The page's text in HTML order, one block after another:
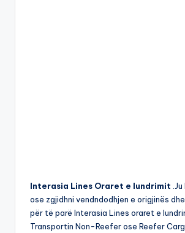
Interasia Lines Oraret e lundrimit
ose zgjidhni vendndodhjen e origjinës
për të parë Interasia Lines oraret e
Transportin Non-Reefer ose Reefer